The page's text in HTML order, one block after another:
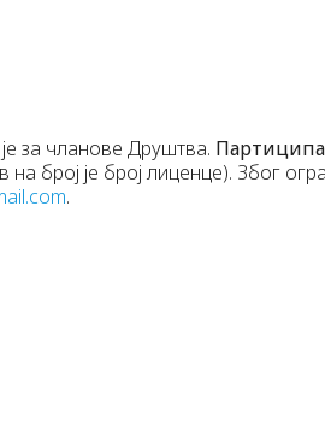
за чланове Друштва.
на број је број лиценце). Због
.